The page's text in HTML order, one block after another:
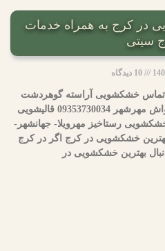
در کرج به همراه خدمات
سیتی
خشکشویی آراسته گوهردشت
02634492110 خشکشویی سفیدواش مهرشهر 09353730034 قالیشویی
میدان شهدا 02632236041 خشکشویی رستاخیز مهرویلا- جهانشهر-
معرفی بهترین خشکشویی در کرج اگر در کرج
بهترین خشکشویی در